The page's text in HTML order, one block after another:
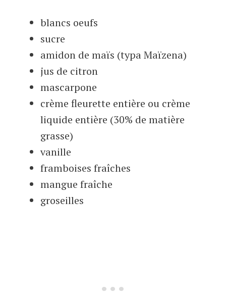
blancs oeufs
sucre
amidon de maïs (typa Maïzena)
jus de citron
mascarpone
crème fleurette entière ou crème
liquide entière (30% de matière
grasse)
vanille
framboises fraîches
mangue fraîche
groseilles